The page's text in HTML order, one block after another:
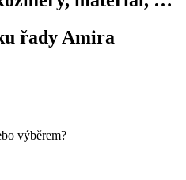
řady Amira
výběrem?